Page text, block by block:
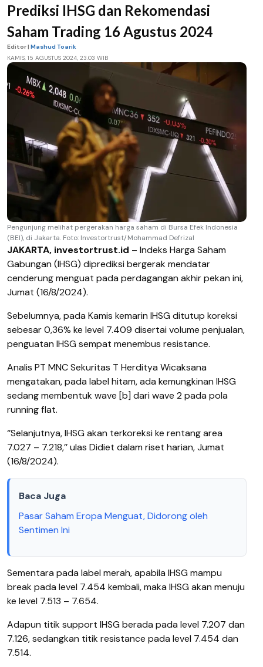
Prediksi IHSG dan Rekomendasi
Saham Trading 16 Agustus 2024
Editor | Mashud Toarik
KAMIS, 15 AGUSTUS 2024, 23.03 WIB
Pengunjung melihat pergerakan harga saham di Bursa Efek Indonesia
(BEI), di Jakarta. Foto: Investortrust/Mohammad Defrizal
JAKARTA, investortrust.id – Indeks Harga Saham
Gabungan (IHSG) diprediksi bergerak mendatar
cenderung menguat pada perdagangan akhir pekan ini,
Jumat (16/8/2024).
Sebelumnya, pada Kamis kemarin IHSG ditutup koreksi
sebesar 0,36% ke level 7.409 disertai volume penjualan,
penguatan IHSG sempat menembus resistance.
Analis PT MNC Sekuritas T Herditya Wicaksana
mengatakan, pada label hitam, ada kemungkinan IHSG
sedang membentuk wave [b] dari wave 2 pada pola
running flat.
‘’Selanjutnya, IHSG akan terkoreksi ke rentang area
7.027 – 7.218,’’ ulas Didiet dalam riset harian, Jumat
(16/8/2024).
Baca Juga
Pasar Saham Eropa Menguat, Didorong oleh
Sentimen Ini
Sementara pada label merah, apabila IHSG mampu
break pada level 7.454 kembali, maka IHSG akan menuju
ke level 7.513 – 7.654.
Adapun titik support IHSG berada pada level 7.207 dan
7.126, sedangkan titik resistance pada level 7.454 dan
7.514.